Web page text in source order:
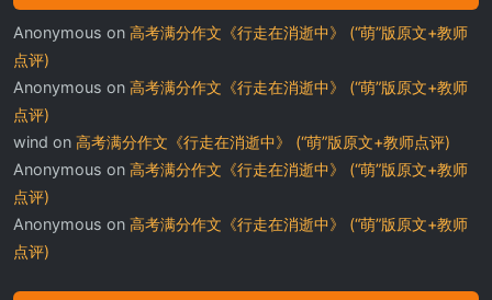
Anonymous on 高考满分作文《行走在消逝中》 (“萌”版原文+教师
点评)
Anonymous on 高考满分作文《行走在消逝中》 (“萌”版原文+教师
点评)
wind on 高考满分作文《行走在消逝中》 (“萌”版原文+教师点评)
Anonymous on 高考满分作文《行走在消逝中》 (“萌”版原文+教师
点评)
Anonymous on 高考满分作文《行走在消逝中》 (“萌”版原文+教师
点评)